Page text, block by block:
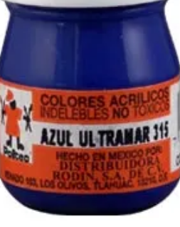
9
lapiz